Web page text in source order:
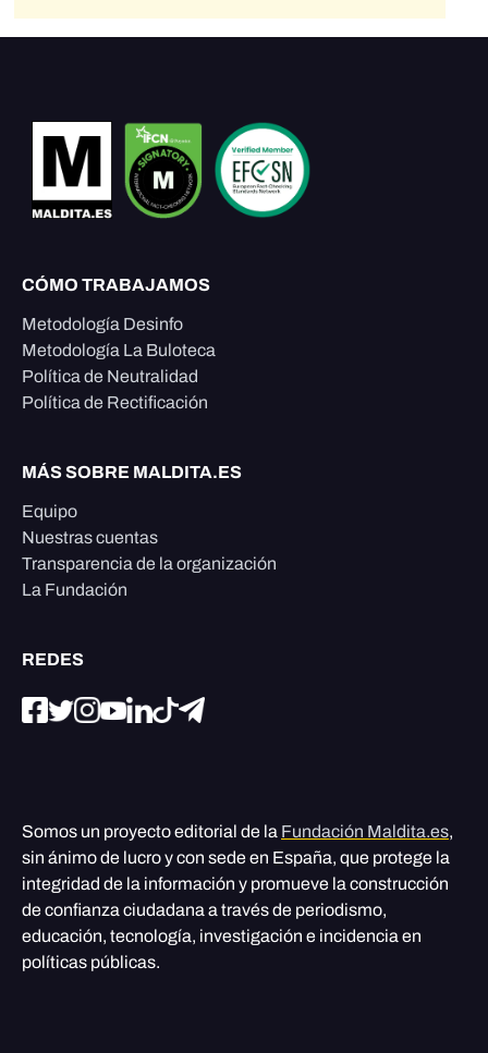
CÓMO TRABAJAMOS
Metodología Desinfo
Metodología La Buloteca
Política de Neutralidad
Política de Rectificación
MÁS SOBRE MALDITA.ES
Equipo
Nuestras cuentas
Transparencia de la organización
La Fundación
REDES
Somos un proyecto editorial de la Fundación Maldita.es,
sin ánimo de lucro y con sede en España, que protege la
integridad de la información y promueve la construcción
de confianza ciudadana a través de periodismo,
educación, tecnología, investigación e incidencia en
políticas públicas.